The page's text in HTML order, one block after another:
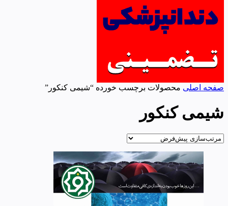
صفحه اصلی محصولات برچسب خورده “شیمی کنکور”
شیمی کنکور